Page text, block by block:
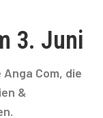
3. Juni
Com, die
&